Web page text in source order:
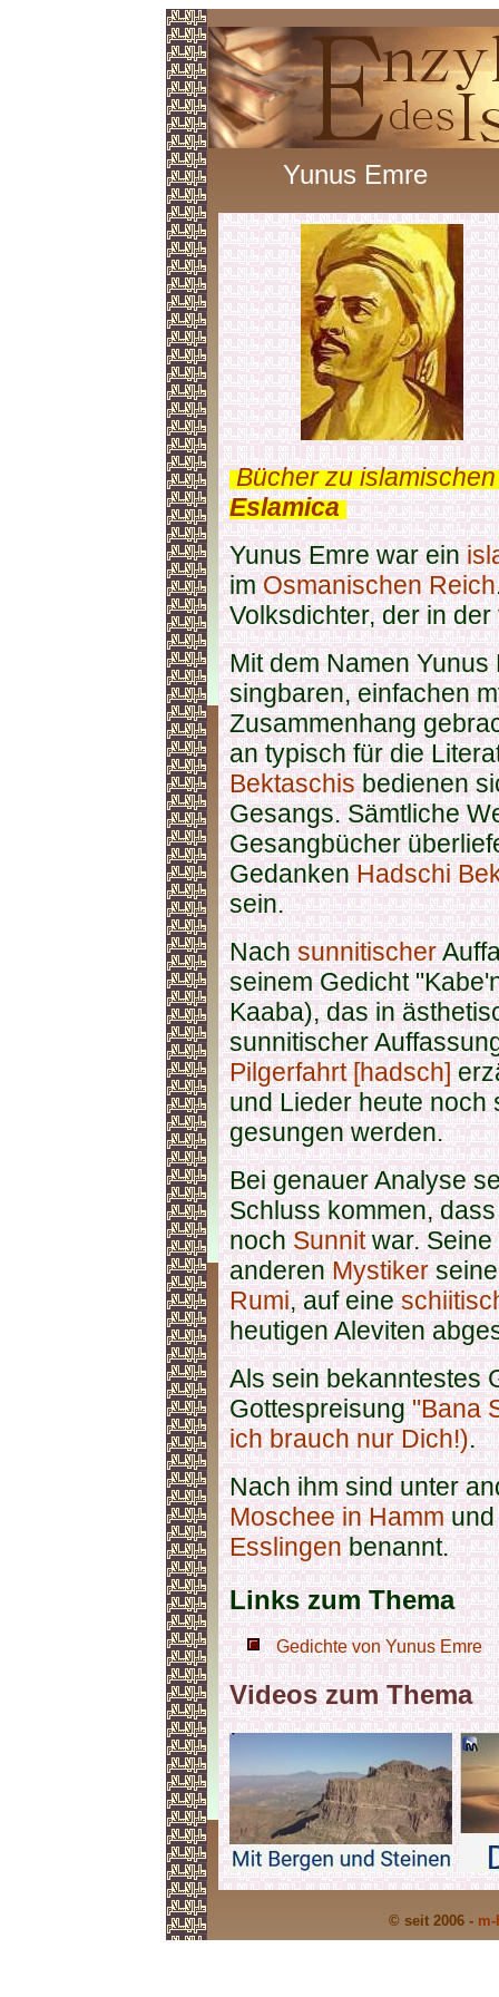
Yunus Emre
.Bücher zu
Eslamica.
Yunus Emre war ein
imOsmanischen Reich
Volksdichter, der in
Mit dem Namen
singbaren, einfachen
Zusammenhang
an typisch für die
Bektaschisbedienen
Gesangs. Sämtliche
Gesangbücher
GedankenHadschi
sein.
Nachsunnitischer
seinem Gedicht
Kaaba), das in
sunnitischer
Pilgerfahrt [hadsch]
und Lieder heute
gesungen werden.
Bei genauer Analyse
Schluss kommen,
nochSunnitwar. Seine
anderenMystiker
Rumi, auf eine
heutigen Aleviten
Als sein bekanntestes
Gottespreisung"Bana
ich brauch nur Dich!).
Nach ihm sind unter
Moschee in Hamm
Esslingenbenannt.
Links zum Thema
Gedichte von Yunus Emre
Videos zum Thema
© seit 2006 -